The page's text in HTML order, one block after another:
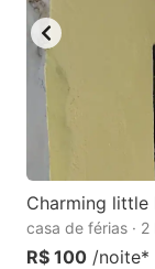
Charming little
casa de férias · 2
R$ 100 /noite*